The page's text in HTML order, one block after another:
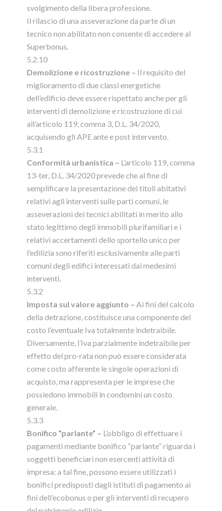
svolgimento della libera professione.
Il rilascio di una asseverazione da parte di un
tecnico non abilitato non consente di accedere al
Superbonus.
5.2.10
Demolizione e ricostruzione – Il requisito del
miglioramento di due classi energetiche
dell’edificio deve essere rispettato anche per gli
interventi di demolizione e ricostruzione di cui
all’articolo 119, comma 3, D.L. 34/2020,
acquisendo gli APE ante e post intervento.
5.3.1
Conformità urbanistica – L’articolo 119, comma
13-ter, D.L. 34/2020 prevede che al fine di
semplificare la presentazione dei titoli abitativi
relativi agli interventi sulle parti comuni, le
asseverazioni dei tecnici abilitati in merito allo
stato legittimo degli immobili plurifamiliari e i
relativi accertamenti dello sportello unico per
l’edilizia sono riferiti esclusivamente alle parti
comuni degli edifici interessati dai medesimi
interventi.
5.3.2
Imposta sul valore aggiunto – Ai fini del calcolo
della detrazione, costituisce una componente del
costo l’eventuale Iva totalmente indetraibile.
Diversamente, l’Iva parzialmente indetraibile per
effetto del pro-rata non può essere considerata
come costo afferente le singole operazioni di
acquisto, ma rappresenta per le imprese che
possiedono immobili in condomini un costo
generale.
5.3.3
Bonifico “parlante” – L’obbligo di effettuare i
pagamenti mediante bonifico “parlante” riguarda i
soggetti beneficiari non esercenti attività di
impresa: a tal fine, possono essere utilizzati i
bonifici predisposti dagli istituti di pagamento ai
fini dell’ecobonus o per gli interventi di recupero